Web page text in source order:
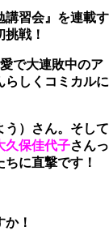
講習会』を連載す
戦！
で大連敗中のア
らしくコミカルに
う）
さん。そして
久保佳代子さんっ
に直撃です！
！